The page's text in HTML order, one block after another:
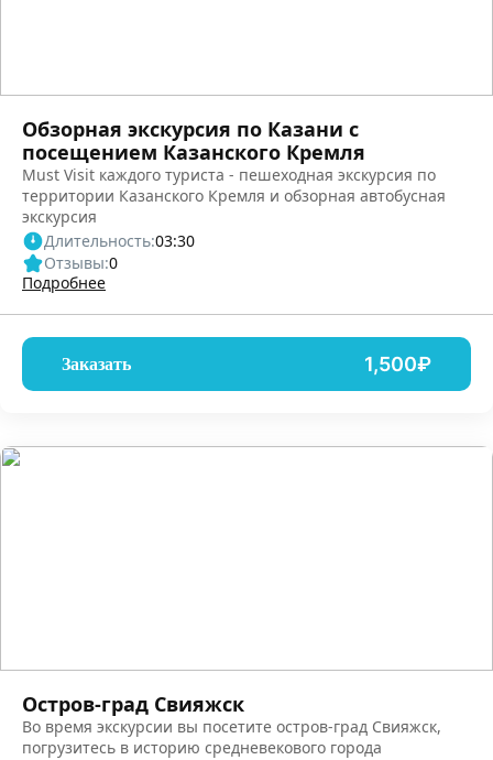
Обзорная экскурсия по Казани с
посещением Казанского Кремля
Must Visit каждого туриста - пешеходная экскурсия по
территории Казанского Кремля и обзорная автобусная
экскурсия
Длительность:03:30
Отзывы:0
Подробнее
Заказать 1,500₽
Остров-град Свияжск
Во время экскурсии вы посетите остров-град Свияжск,
погрузитесь в историю средневекового города